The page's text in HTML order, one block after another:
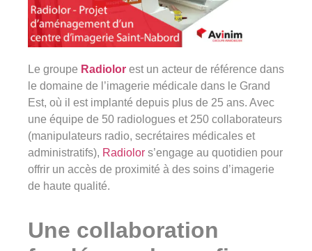
Ensemble en confiance
Lundi au vendredi ( 8h00 – 17h00 )
Le groupe Radiolor est un acteur de référence dans
le domaine de l’imagerie médicale dans le Grand
Est, où il est implanté depuis plus de 25 ans. Avec
une équipe de 50 radiologues et 250 collaborateurs
(manipulateurs radio, secrétaires médicales et
administratifs), Radiolor s’engage au quotidien pour
offrir un accès de proximité à des soins d’imagerie
de haute qualité.
Une collaboration